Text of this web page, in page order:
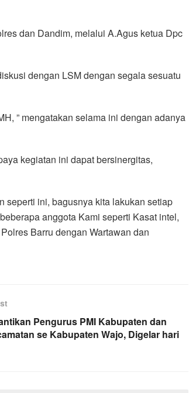
dan Dandim, melalui A.Agus ketua Dpc
dengan LSM dengan segala sesuatu
” mengatakan selama ini dengan adanya
kegiatan ini dapat bersinergitas,
seperti ini, bagusnya kita lakukan setiap
anggota Kami seperti Kasat intel,
Barru dengan Wartawan dan
Pengurus PMI Kabupaten dan
se Kabupaten Wajo, Digelar hari